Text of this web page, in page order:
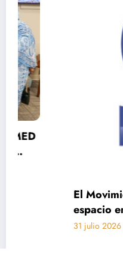
El Movimiento
espacio en la
Equipo de